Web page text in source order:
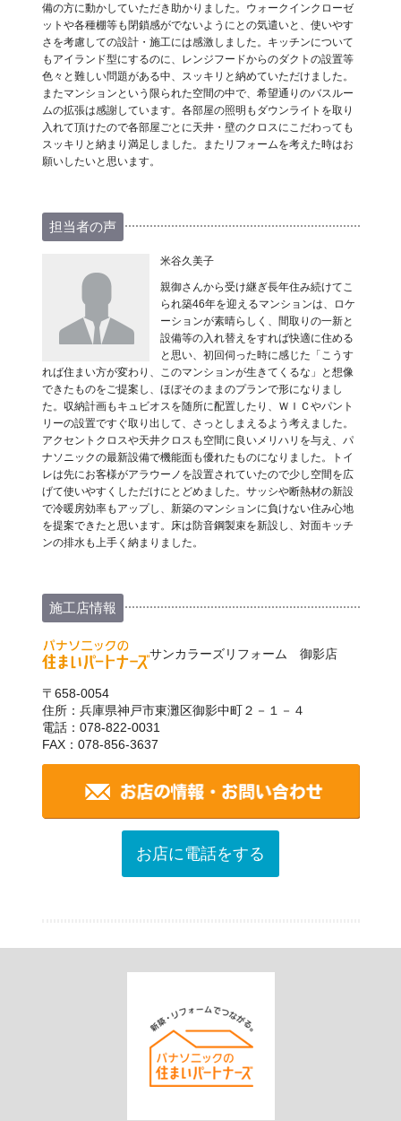
備の方に動かしていただき助かりました。ウォークインクローゼ
ットや各種棚等も閉鎖感がでないようにとの気遣いと、使いやす
さを考慮しての設計・施工には感激しました。キッチンについて
もアイランド型にするのに、レンジフードからのダクトの設置等
色々と難しい問題がある中、スッキリと納めていただけました。
またマンションという限られた空間の中で、希望通りのバスルー
ムの拡張は感謝しています。各部屋の照明もダウンライトを取り
入れて頂けたので各部屋ごとに天井・壁のクロスにこだわっても
スッキリと納まり満足しました。またリフォームを考えた時はお
願いしたいと思います。
担当者の声
米谷久美子
親御さんから受け継ぎ長年住み続けてこ
られ築46年を迎えるマンションは、ロケ
ーションが素晴らしく、間取りの一新と
設備等の入れ替えをすれば快適に住める
と思い、初回伺った時に感じた「こうす
れば住まい方が変わり、このマンションが生きてくるな」と想像
できたものをご提案し、ほぼそのままのプランで形になりまし
た。収納計画もキュビオスを随所に配置したり、ＷＩＣやパント
リーの設置ですぐ取り出して、さっとしまえるよう考えました。
アクセントクロスや天井クロスも空間に良いメリハリを与え、パ
ナソニックの最新設備で機能面も優れたものになりました。トイ
レは先にお客様がアラウーノを設置されていたので少し空間を広
げて使いやすくしただけにとどめました。サッシや断熱材の新設
で冷暖房効率もアップし、新築のマンションに負けない住み心地
を提案できたと思います。床は防音鋼製束を新設し、対面キッチ
ンの排水も上手く納まりました。
施工店情報
サンカラーズリフォーム 御影店
〒658-0054
住所：兵庫県神戸市東灘区御影中町２－１－４
電話：078-822-0031
FAX：078-856-3637
お店に電話をする